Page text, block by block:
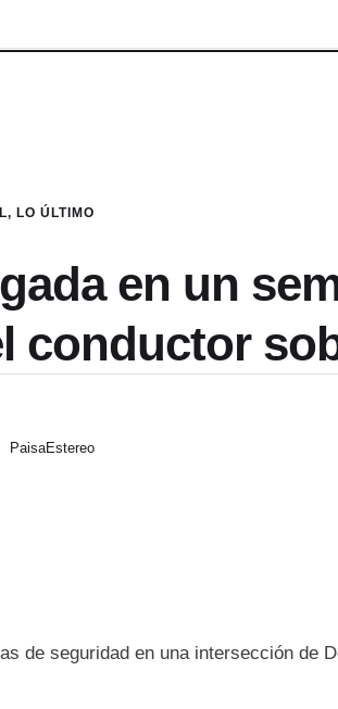
, LO ÚLTIMO
en un
conductor
PaisaEstereo
de seguridad en una intersección de